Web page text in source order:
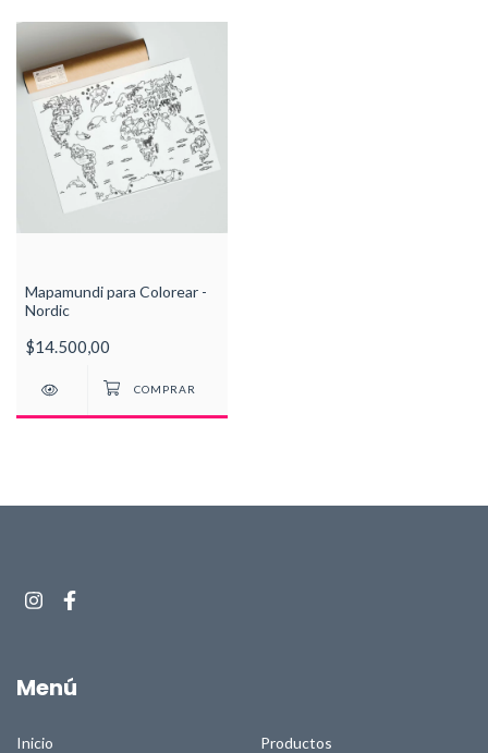
Mapamundi para Colorear -
Nordic
$14.500,00
Menú
Inicio Productos